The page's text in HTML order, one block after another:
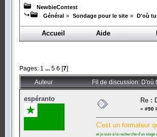
NewbieContest
Général » Sondage pour le site » D'où
Accueil Aide
Pages: 1 ... 5 6 [7]
Auteur Fil de discussion: D'où
espéranto Re :
« #90
C'est un formateur
et je suis à la recherche d'un